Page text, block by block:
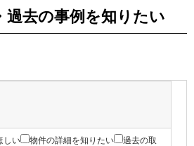
過去の事例を知りたい
しい 物件の詳細を知りたい
過去の取